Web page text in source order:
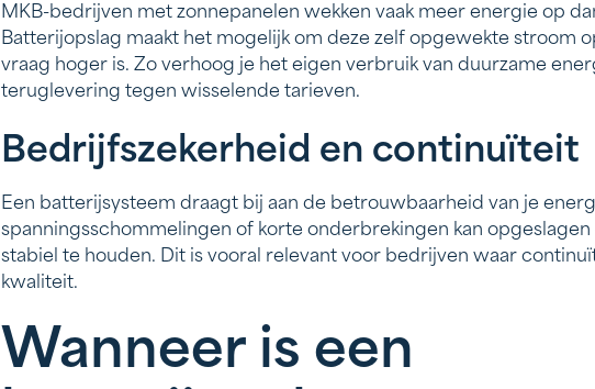
MKB-bedrijven met zonnepanelen wekken vaak meer energie op
Batterijopslag maakt het mogelijk om deze zelf opgewekte stroom
vraag hoger is. Zo verhoog je het eigen verbruik van duurzame
teruglevering tegen wisselende tarieven.
Bedrijfszekerheid en continuïteit
Een batterijsysteem draagt bij aan de betrouwbaarheid van je
spanningsschommelingen of korte onderbrekingen kan
stabiel te houden. Dit is vooral relevant voor bedrijven waar
kwaliteit.
Wanneer is een